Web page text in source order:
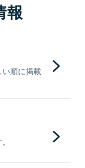
報
順に掲載